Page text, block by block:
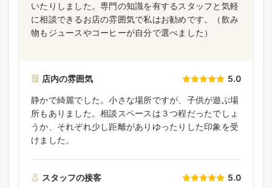
いたりしました。専門の知識を有するスタッフと気軽
に相談できるお店の雰囲気で私はお勧めです。（飲み
物もジュースやコーヒーが自分で選べました）
店内の雰囲気 5.0
静かで綺麗でした。小さな場所ですが、子供が遊ぶ場
所もありました。相談スペースは３つ程だったでしょ
うか、それぞれ少し距離がありゆったりした印象を受
けました。
スタッフの接客 5.0